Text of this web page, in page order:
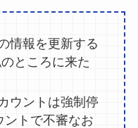
情報を更新する
ところに来た
ウントは強制停
ントで不審なお